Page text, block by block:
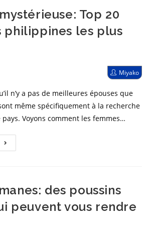
vietnamiennes
les
les
plus
sexy
Top 20
philippines les plus
Post
author:
Miyako
n’y a pas de meilleures épouses que
même spécifiquement à la recherche
pays. Voyons comment les femmes…
et
20
des
des poussins
peuvent vous rendre